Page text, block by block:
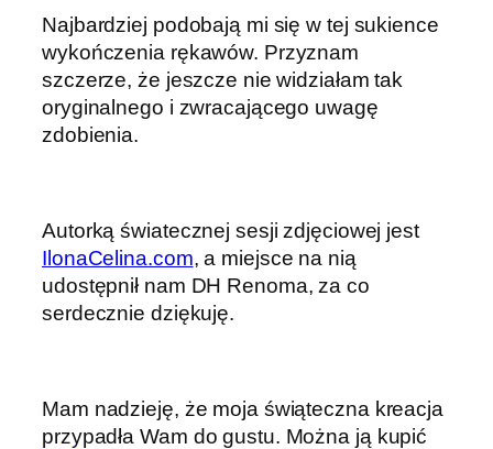
Najbardziej podobają mi się w tej sukience
wykończenia rękawów. Przyznam
szczerze, że jeszcze nie widziałam tak
oryginalnego i zwracającego uwagę
zdobienia.
Autorką światecznej sesji zdjęciowej jest
IlonaCelina.com, a miejsce na nią
udostępnił nam DH Renoma, za co
serdecznie dziękuję.
Mam nadzieję, że moja świąteczna kreacja
przypadła Wam do gustu. Można ją kupić